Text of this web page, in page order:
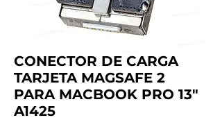
CONECTOR DE CARGA
TARJETA MAGSAFE 2
PARA MACBOOK PRO 13"
A1425